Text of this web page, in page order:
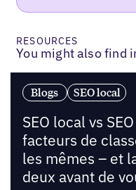
RESOURCES
You might also find
Blogs SEO local
SEO local vs
facteurs de
les mêmes – et
deux avant de